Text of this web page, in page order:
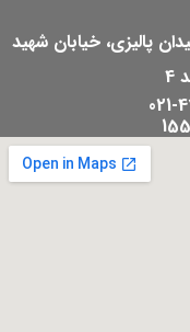
پالیزی، خیابان شهید